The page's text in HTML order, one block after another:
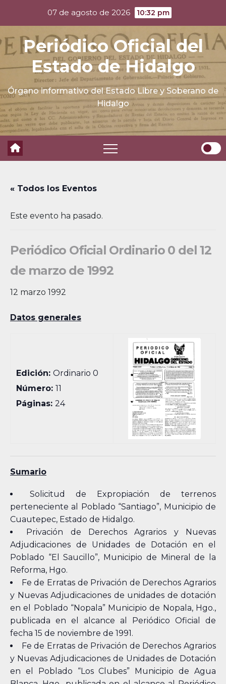
content
07 de agosto de 2026 10:32 pm
Periódico Oficial del
Estado de Hidalgo
Órgano informativo del Estado Libre y Soberano de
Hidalgo
« Todos los Eventos
Este evento ha pasado.
Periódico Oficial Ordinario 0 del 12
de marzo de 1992
12 marzo 1992
Datos generales
Edición:Ordinario 0
Número:11
Páginas:24
Sumario
Solicitud de Expropiación de terrenos
perteneciente al Poblado “Santiago”, Municipio de
Cuautepec, Estado de Hidalgo.
Privación de Derechos Agrarios y Nuevas
Adjudicaciones de Unidades de Dotación en el
Poblado “El Saucillo”, Municipio de Mineral de la
Reforma, Hgo.
Fe de Erratas de Privación de Derechos Agrarios
y Nuevas Adjudicaciones de unidades de dotación
en el Poblado “Nopala” Municipio de Nopala, Hgo.,
publicada en el alcance al Periódico Oficial de
fecha 15 de noviembre de 1991.
Fe de Erratas de Privación de Derechos Agrarios
y Nuevas Adjudicaciones de Unidades de Dotación
en el Poblado “Los Clubes” Municipio de Agua